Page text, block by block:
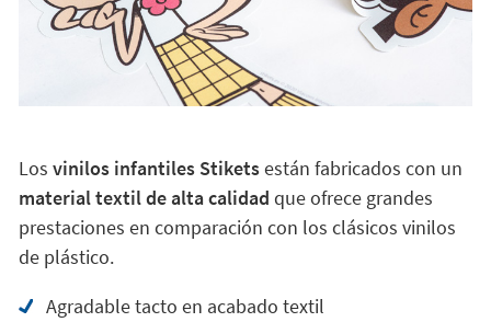
Los vinilos infantiles Stiketsestán fabricados con un
material textil de alta calidad que ofrece grandes
prestaciones en comparación con los clásicos vinilos
de plástico.
Agradable tacto en acabado textil